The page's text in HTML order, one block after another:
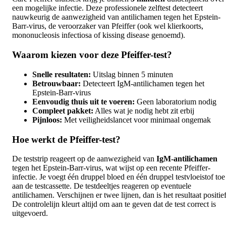
een mogelijke infectie. Deze professionele zelftest detecteert
nauwkeurig de aanwezigheid van antilichamen tegen het Epstein-
Barr-virus, de veroorzaker van Pfeiffer (ook wel klierkoorts,
mononucleosis infectiosa of kissing disease genoemd).
Waarom kiezen voor deze Pfeiffer-test?
Snelle resultaten: Uitslag binnen 5 minuten
Betrouwbaar: Detecteert IgM-antilichamen tegen het
Epstein-Barr-virus
Eenvoudig thuis uit te voeren: Geen laboratorium nodig
Compleet pakket: Alles wat je nodig hebt zit erbij
Pijnloos: Met veiligheidslancet voor minimaal ongemak
Hoe werkt de Pfeiffer-test?
De teststrip reageert op de aanwezigheid van IgM-antilichamen
tegen het Epstein-Barr-virus, wat wijst op een recente Pfeiffer-
infectie. Je voegt één druppel bloed en één druppel testvloeistof toe
aan de testcassette. De testdeeltjes reageren op eventuele
antilichamen. Verschijnen er twee lijnen, dan is het resultaat
De controlelijn kleurt altijd om aan te geven dat de test correct is
uitgevoerd.